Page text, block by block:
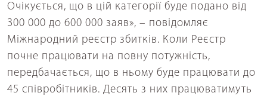
Очікується, що в цій категорії буде подано від
300 000 до 600 000 заяв», – повідомляє
Міжнародний реєстр збитків. Коли Реєстр
почне працювати на повну потужність,
передбачається, що в ньому буде працювати до
45 співробітників. Десять з них працюватимуть